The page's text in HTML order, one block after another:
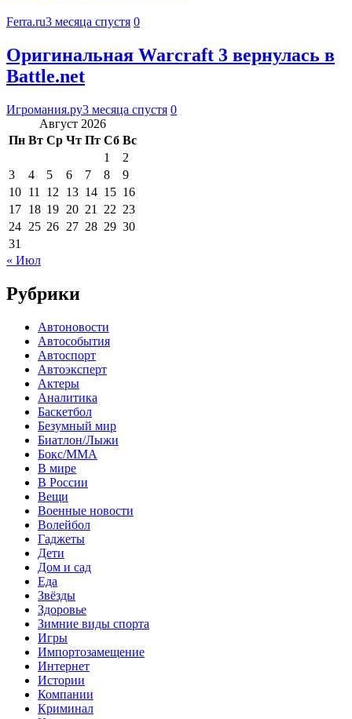
Ferra.ru3 месяца спустя 0
Оригинальная Warcraft 3 вернулась в
Battle.net
Игромания.ру3 месяца спустя 0
Август 2026
Пн Вт Ср Чт Пт Сб Вс
1
2
3
4 5 6 7 8
9
10 11 12 13 14 15 16
17 18 19 20 21 22 23
24 25 26 27 28 29 30
31
« Июл
Рубрики
Автоновости
Автособытия
Автоспорт
Автоэксперт
Актеры
Аналитика
Баскетбол
Безумный мир
Биатлон/Лыжи
Бокс/MMA
В мире
В России
Вещи
Военные новости
Волейбол
Гаджеты
Дети
Дом и сад
Еда
Звёзды
Здоровье
Зимние виды спорта
Игры
Импортозамещение
Интернет
Истории
Компании
Криминал